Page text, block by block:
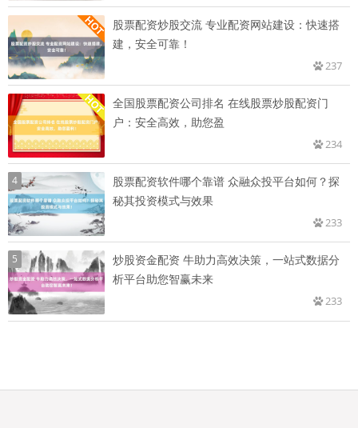
股票配资炒股交流 专业配资网站建设：快速搭
建，安全可靠！
237
全国股票配资公司排名 在线股票炒股配资门
户：安全高效，助您盈
234
4
股票配资软件哪个靠谱 众融众投平台如何？探
秘其投资模式与效果
233
5
炒股资金配资 牛助力高效决策，一站式数据分
析平台助您智赢未来
233